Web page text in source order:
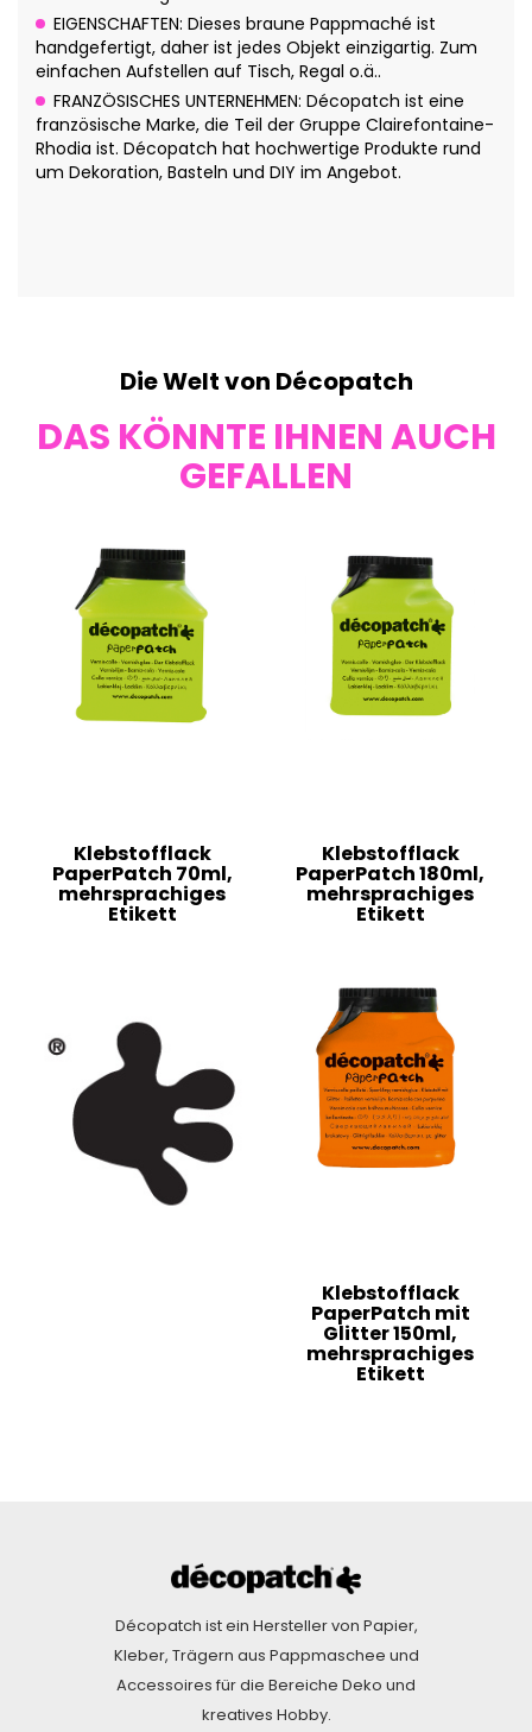
EIGENSCHAFTEN: Dieses braune Pappmaché ist
handgefertigt, daher ist jedes Objekt einzigartig. Zum
einfachen Aufstellen auf Tisch, Regal o.ä..
FRANZÖSISCHES UNTERNEHMEN: Décopatch ist eine
französische Marke, die Teil der Gruppe Clairefontaine-
Rhodia ist. Décopatch hat hochwertige Produkte rund
um Dekoration, Basteln und DIY im Angebot.
Die Welt von Décopatch
DAS KÖNNTE IHNEN AUCH
GEFALLEN
Klebstofflack
PaperPatch 70ml,
mehrsprachiges
Etikett
Klebstofflack
PaperPatch 180ml,
mehrsprachiges
Etikett
Klebstofflack
PaperPatch mit
Glitter 150ml,
mehrsprachiges
Etikett
Décopatch ist ein Hersteller von Papier,
Kleber, Trägern aus Pappmaschee und
Accessoires für die Bereiche Deko und
kreatives Hobby.